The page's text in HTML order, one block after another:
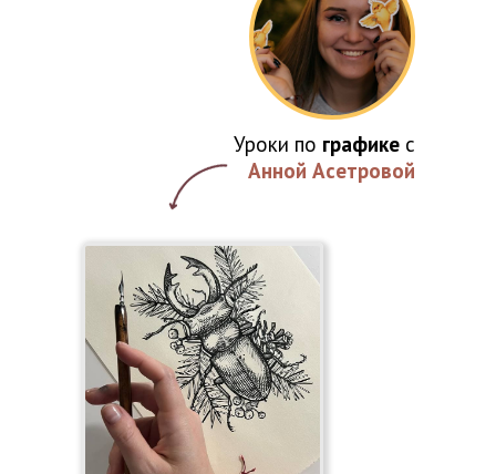
Уроки по графике с
Анной Асетровой